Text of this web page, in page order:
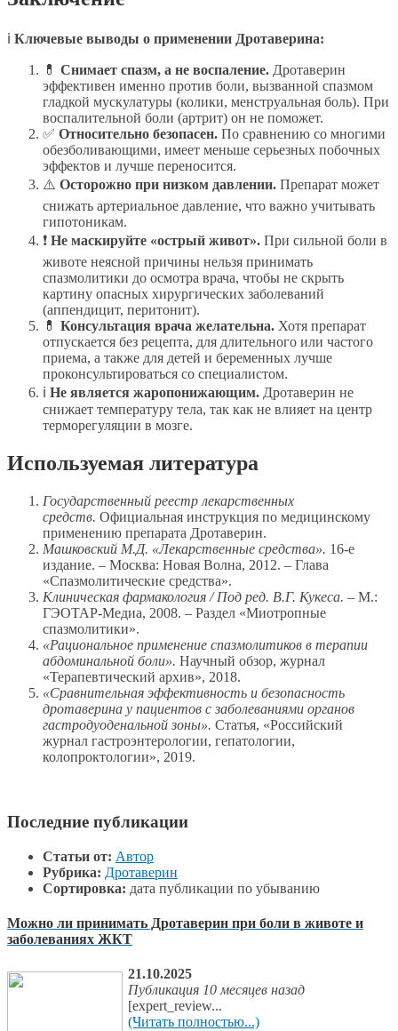
ℹ️ Ключевые выводы о применении Дротаверина:
💊 Снимает спазм, а не воспаление. Дротаверин
эффективен именно против боли, вызванной спазмом
гладкой мускулатуры (колики, менструальная боль). При
воспалительной боли (артрит) он не поможет.
✅ Относительно безопасен. По сравнению со многими
обезболивающими, имеет меньше серьезных побочных
эффектов и лучше переносится.
⚠️ Осторожно при низком давлении. Препарат может
снижать артериальное давление, что важно учитывать
гипотоникам.
❗ Не маскируйте «острый живот». При сильной боли в
животе неясной причины нельзя принимать
спазмолитики до осмотра врача, чтобы не скрыть
картину опасных хирургических заболеваний
(аппендицит, перитонит).
💊 Консультация врача желательна. Хотя препарат
отпускается без рецепта, для длительного или частого
приема, а также для детей и беременных лучше
проконсультироваться со специалистом.
ℹ️ Не является жаропонижающим. Дротаверин не
снижает температуру тела, так как не влияет на центр
терморегуляции в мозге.
Используемая литература
Государственный реестр лекарственных
средств. Официальная инструкция по медицинскому
применению препарата Дротаверин.
Машковский М.Д. «Лекарственные средства». 16-е
издание. – Москва: Новая Волна, 2012. – Глава
«Спазмолитические средства».
Клиническая фармакология / Под ред. В.Г. Кукеса. – М.:
ГЭОТАР-Медиа, 2008. – Раздел «Миотропные
спазмолитики».
«Рациональное применение спазмолитиков в терапии
абдоминальной боли». Научный обзор, журнал
«Терапевтический архив», 2018.
«Сравнительная эффективность и безопасность
дротаверина у пациентов с заболеваниями органов
гастродуоденальной зоны». Статья, «Российский
журнал гастроэнтерологии, гепатологии,
колопроктологии», 2019.
Последние публикации
Статьи от: Автор
Рубрика: Дротаверин
Сортировка: дата публикации по убыванию
Можно ли принимать Дротаверин при боли в животе и
заболеваниях ЖКТ
21.10.2025
Публикация 10 месяцев назад
[expert_review...
(Читать полностью...)